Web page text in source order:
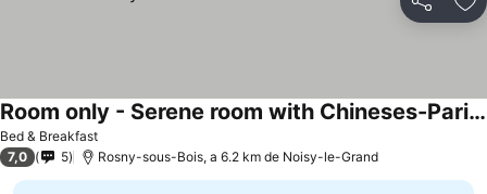
Partilhar
Bed & Breakfast
Room only - Serene room with Chineses-Parisian
Ver preços
7,0 5 Rosny-sous-Bois, a 6.2 km de Noisy-le-Grand